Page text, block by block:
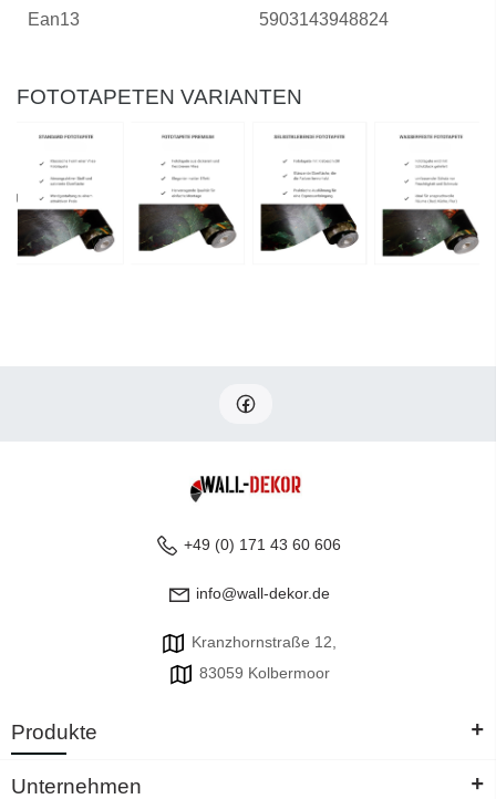
Ean13 5903143948824
FOTOTAPETEN VARIANTEN
+49 (0) 171 43 60 606
info@wall-dekor.de
Kranzhornstraße 12,
83059 Kolbermoor
Produkte +
Unternehmen +